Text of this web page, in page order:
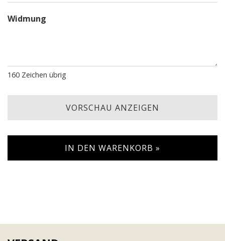
Widmung
160 Zeichen übrig
VORSCHAU ANZEIGEN
IN DEN WARENKORB »